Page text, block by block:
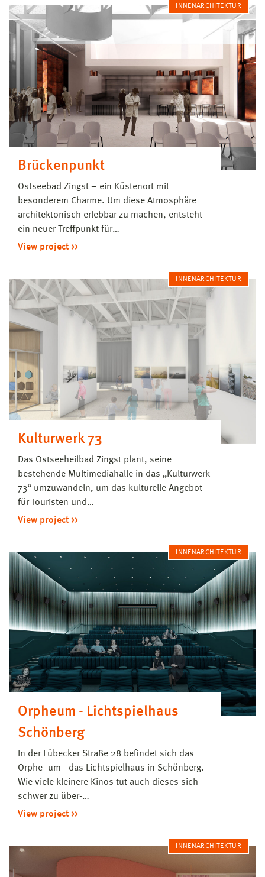
INNENARCHITEKTUR
Brückenpunkt
Ostseebad Zingst – ein Küstenort mit
besonderem Charme. Um diese Atmosphäre
architektonisch erlebbar zu machen, entsteht
ein neuer Treffpunkt für…
View project
INNENARCHITEKTUR
Kulturwerk 73
Das Ostseeheilbad Zingst plant, seine
bestehende Multimediahalle in das „Kulturwerk
73“ umzuwandeln, um das kulturelle Angebot
für Touristen und…
View project
INNENARCHITEKTUR
Orpheum - Lichtspielhaus
Schönberg
In der Lübecker Straße 28 befindet sich das
Orphe- um - das Lichtspielhaus in Schönberg.
Wie viele kleinere Kinos tut auch dieses sich
schwer zu über-…
View project
INNENARCHITEKTUR